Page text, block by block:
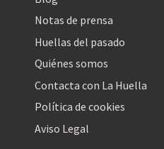
Notas de prensa
Huellas del pasado
Quiénes somos
Contacta con La Huella
Política de cookies
Aviso Legal